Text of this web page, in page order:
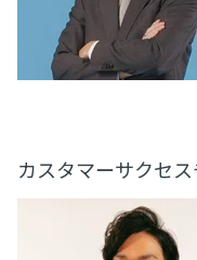
カスタマーサクセ